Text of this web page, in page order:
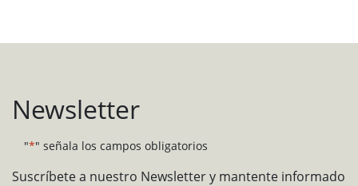
Newsletter
"*" señala los campos obligatorios
Suscríbete a nuestro Newsletter y mantente informado